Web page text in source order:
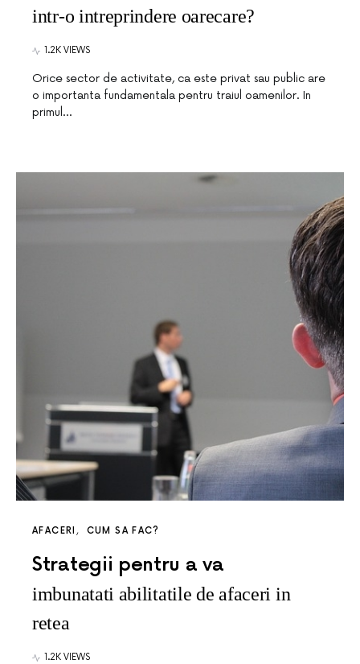
intr-o intreprindere oarecare?
1.2K VIEWS
Orice sector de activitate, ca este privat sau public are
o importanta fundamentala pentru traiul oamenilor. In
primul…
AFACERI CUM SA FAC?
Strategii pentru a va
imbunatati abilitatile de afaceri in
retea
1.2K VIEWS